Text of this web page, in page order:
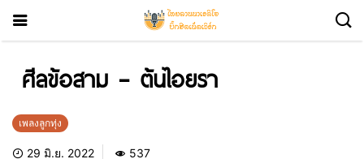
ศีลข้อสาม – ต้นไอยรา
เพลงลูกทุ่ง
29 มิ.ย. 2022 537